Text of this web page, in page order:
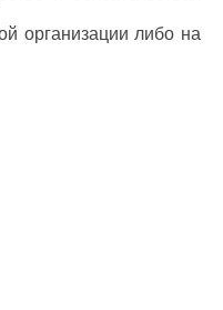
организации либо на